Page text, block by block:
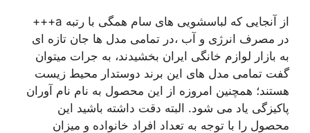
از آنجایی که لباسشویی های سام همگی با رتبه a+++
در مصرف انرژی و آب ،در تمامی مدل ها جان تازه ای
به بازار لوازم خانگی ایران بخشیدند، به جرات میتوان
گفت تمامی مدل های این برند دوستدار محیط زیست
هستند؛ همچنین امروزه از این محصول به نام نام آوران
پاکیزگی یاد می شود. البته دقت داشته باشید این
محصول را با توجه به تعداد افراد خانواده و میزان